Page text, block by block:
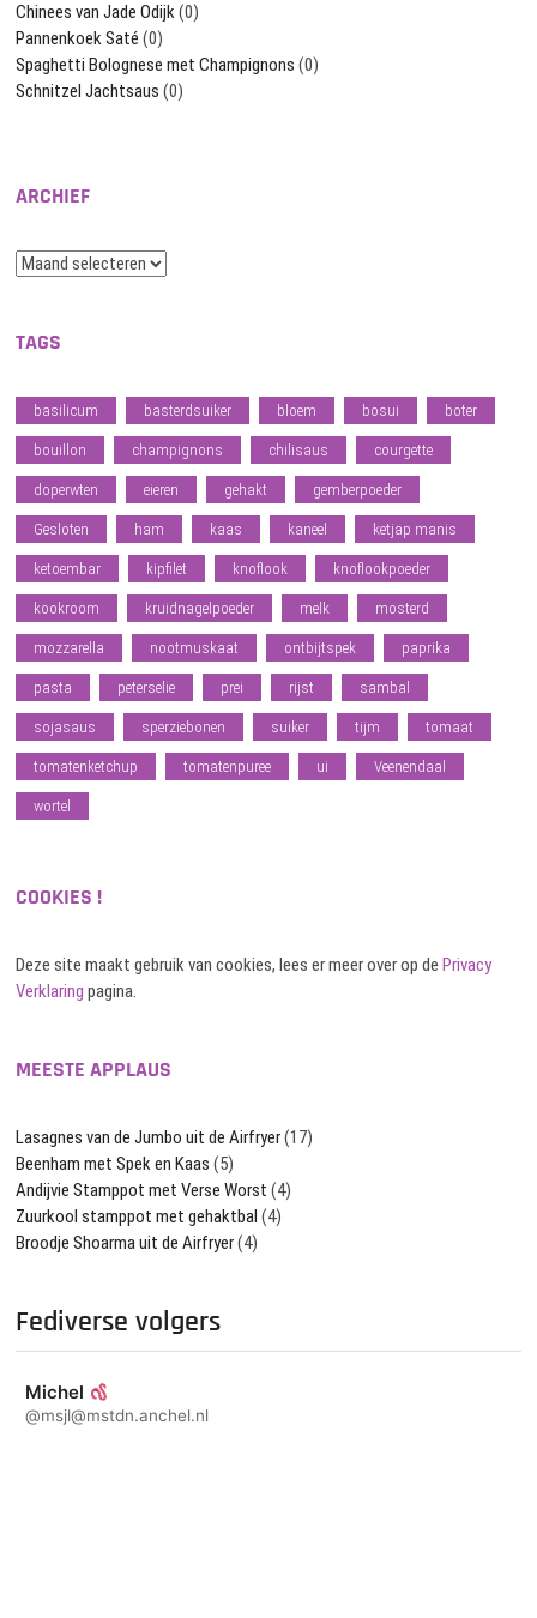
Chinees van Jade Odijk(0)
Pannenkoek Saté (0)
Spaghetti Bolognese met Champignons (0)
Schnitzel Jachtsaus (0)
ARCHIEF
Archief
TAGS
basilicum basterdsuiker bloem bosui boter
bouillon champignons chilisaus courgette
doperwten eieren gehakt gemberpoeder
Gesloten ham kaas kaneel ketjap manis
ketoembar kipfilet knoflook knoflookpoeder
kookroom kruidnagelpoeder melk mosterd
mozzarella nootmuskaat ontbijtspek paprika
pasta peterselie prei rijst sambal
sojasaus sperziebonen suiker tijm tomaat
tomatenketchup tomatenpuree ui Veenendaal
wortel
COOKIES !
Deze site maakt gebruik van cookies, lees er meer over op dePrivacy
Verklaring pagina.
MEESTE APPLAUS
Lasagnes van de Jumbo uit de Airfryer(17)
Beenham met Spek en Kaas (5)
Andijvie Stamppot met Verse Worst (4)
Zuurkool stamppot met gehaktbal (4)
Broodje Shoarma uit de Airfryer(4)
Fediverse volgers
Michel
@msjl@mstdn.anchel.nl